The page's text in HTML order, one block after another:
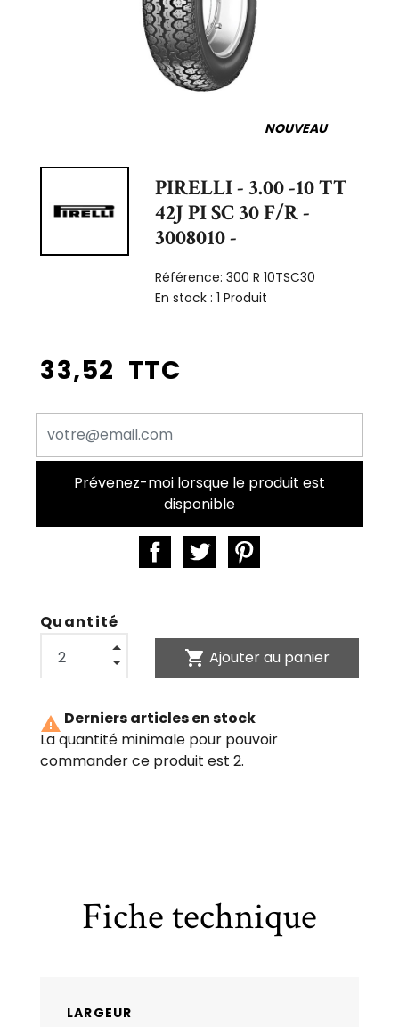
NOUVEAU
PIRELLI - 3.00 -10 TT
42J PI SC 30 F/R -
3008010 -
Référence:300 R 10TSC30
En stock :1 Produit
33,52 TTC
Prévenez-moi lorsque le produit est
disponible
Quantité
shopping_cart Ajouter au panier
 Derniers articles en stock
La quantité minimale pour pouvoir
commander ce produit est 2.
Fiche technique
LARGEUR